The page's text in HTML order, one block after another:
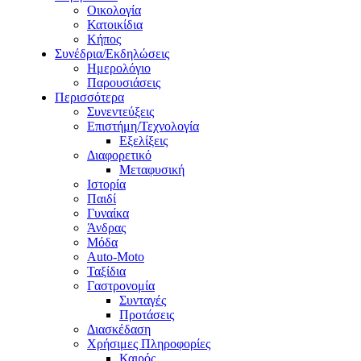
Οικολογία
Κατοικίδια
Κήπος
Συνέδρια/Εκδηλώσεις
Ημερολόγιο
Παρουσιάσεις
Περισσότερα
Συνεντεύξεις
Επιστήμη/Τεχνολογία
Εξελίξεις
Διαφορετικό
Μεταφυσική
Ιστορία
Παιδί
Γυναίκα
Άνδρας
Μόδα
Auto-Moto
Ταξίδια
Γαστρονομία
Συνταγές
Προτάσεις
Διασκέδαση
Χρήσιμες Πληροφορίες
Καιρός